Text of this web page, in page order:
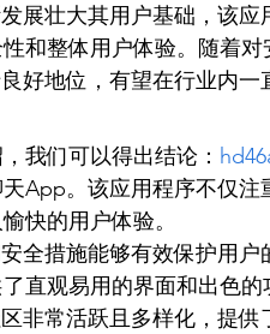
展壮大其用户基础，该
和整体用户体验。随着
好地位，有望在行业内一
我们可以得出结论：
App。该应用程序不仅
快的用户体验。
全措施能够有效保护用
直观易用的界面和出色
非常活跃且多样化，提